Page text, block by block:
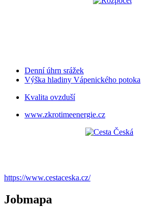
Denní úhrn srážek
Výška hladiny Vápenického potoka
Kvalita ovzduší
www.zkrotimeenergie.cz
https://www.cestaceska.cz/
Jobmapa